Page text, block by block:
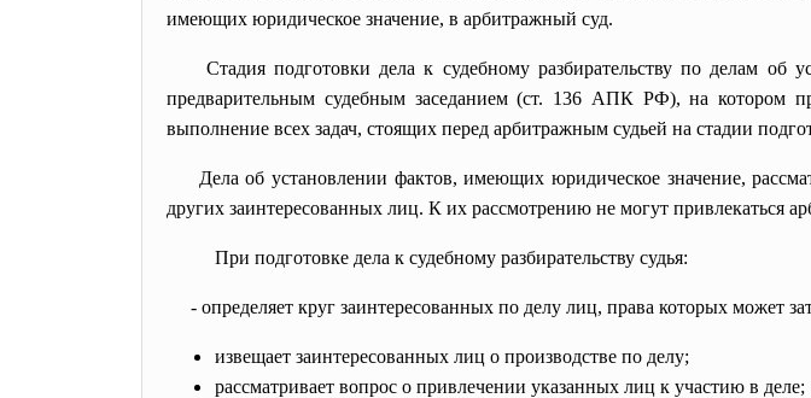
имеющих юридическое значение, в арбитражный суд.
Стадия подготовки дела к судебному разбирательству по делам об
предварительным судебным заседанием (ст. 136 АПК РФ), на котором
выполнение всех задач, стоящих перед арбитражным судьей на стадии
Дела об установлении фактов, имеющих юридическое значение,
других заинтересованных лиц. К их рассмотрению не могут привлекаться
При подготовке дела к судебному разбирательству судья:
- определяет круг заинтересованных по делу лиц, права которых может
извещает заинтересованных лиц о производстве по делу;
рассматривает вопрос о привлечении указанных лиц к участию в деле;